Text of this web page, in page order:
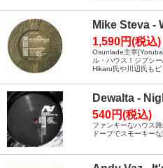
Mike Steva -
1,590円(税込)
Osunlade主宰
ル・ハウス！ジプシ
Hikaru氏や川辺氏もピ
Dewalta -
540円(税込)
ファンキーなハウス
ドープでスモーキー